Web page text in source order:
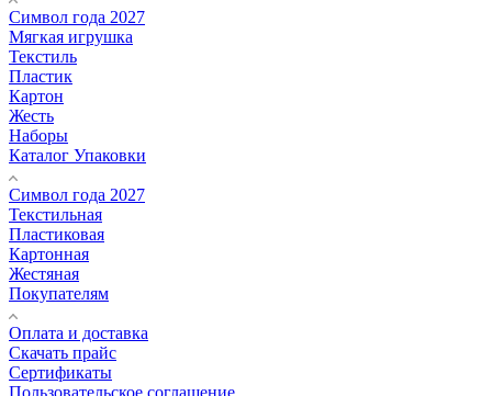
Символ года 2027
Мягкая игрушка
Текстиль
Пластик
Картон
Жесть
Наборы
Каталог Упаковки
Символ года 2027
Текстильная
Пластиковая
Картонная
Жестяная
Покупателям
Оплата и доставка
Скачать прайс
Сертификаты
Пользовательское соглашение